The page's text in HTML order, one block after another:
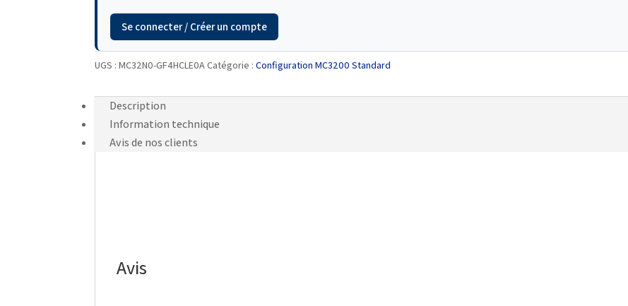
Se connecter / Créer un compte
UGS :MC32N0-GF4HCLE0ACatégorie :Configuration MC3200 Standard
Description
Information technique
Avis de nos clients
Avis